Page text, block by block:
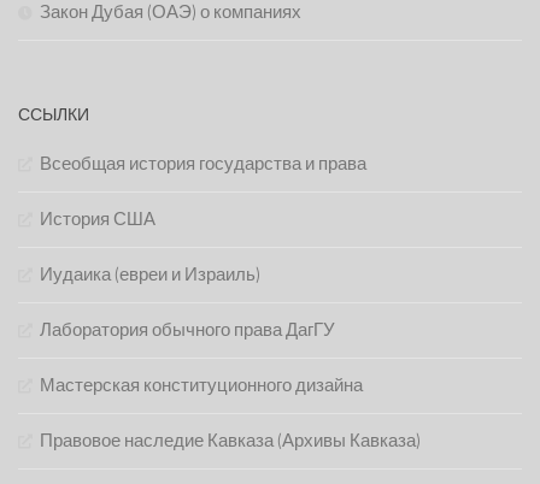
Закон Дубая (ОАЭ) о компаниях
ССЫЛКИ
Всеобщая история государства и права
История США
Иудаика (евреи и Израиль)
Лаборатория обычного права ДагГУ
Мастерская конституционного дизайна
Правовое наследие Кавказа (Архивы Кавказа)